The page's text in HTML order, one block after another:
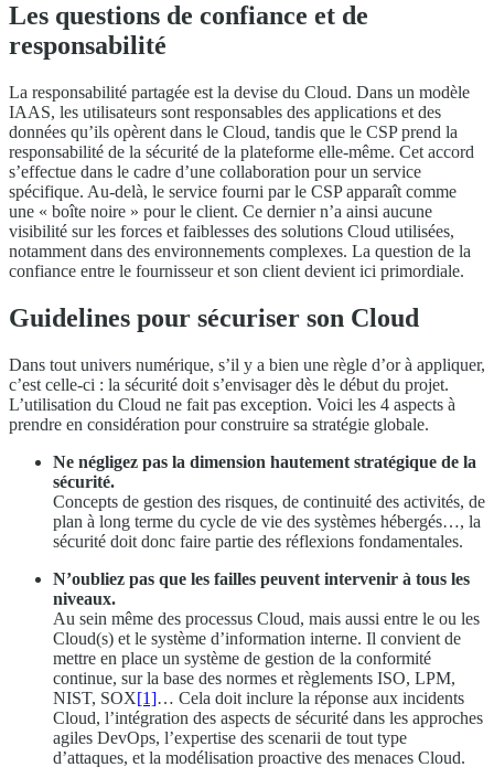
Les questions de confiance et de
responsabilité
La responsabilité partagée est la devise du Cloud. Dans un modèle
IAAS, les utilisateurs sont responsables des applications et des
données qu’ils opèrent dans le Cloud, tandis que le CSP prend la
responsabilité de la sécurité de la plateforme elle-même. Cet accord
s’effectue dans le cadre d’une collaboration pour un service
spécifique. Au-delà, le service fourni par le CSP apparaît comme
une « boîte noire » pour le client. Ce dernier n’a ainsi aucune
visibilité sur les forces et faiblesses des solutions Cloud utilisées,
notamment dans des environnements complexes. La question de la
confiance entre le fournisseur et son client devient ici primordiale.
Guidelines pour sécuriser son Cloud
Dans tout univers numérique, s’il y a bien une règle d’or à appliquer,
c’est celle-ci : la sécurité doit s’envisager dès le début du projet.
L’utilisation du Cloud ne fait pas exception. Voici les 4 aspects à
prendre en considération pour construire sa stratégie globale.
Ne négligez pas la dimension hautement stratégique de la
sécurité.
Concepts de gestion des risques, de continuité des activités, de
plan à long terme du cycle de vie des systèmes hébergés…, la
sécurité doit donc faire partie des réflexions fondamentales.
N’oubliez pas que les failles peuvent intervenir à tous les
niveaux.
Au sein même des processus Cloud, mais aussi entre le ou les
Cloud(s) et le système d’information interne. Il convient de
mettre en place un système de gestion de la conformité
continue, sur la base des normes et règlements ISO, LPM,
NIST, SOX[1]… Cela doit inclure la réponse aux incidents
Cloud, l’intégration des aspects de sécurité dans les approches
agiles DevOps, l’expertise des scenarii de tout type
d’attaques, et la modélisation proactive des menaces Cloud.